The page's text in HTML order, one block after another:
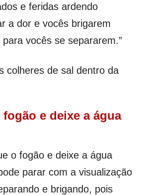
e feridas ardendo
a dor e vocês brigarem
vocês se separarem.”
colheres de sal dentro da
e deixe a água
o fogão e deixe a água
parar com a visualização
e brigando, pois